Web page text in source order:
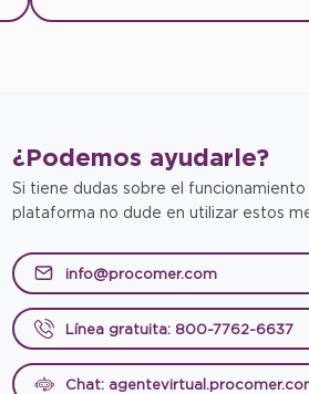
¿Podemos ayudarle?
Si tiene dudas sobre el
plataforma no dude en utilizar estos
info@procomer.com
Línea gratuita: 800-7762-6637
Chat: